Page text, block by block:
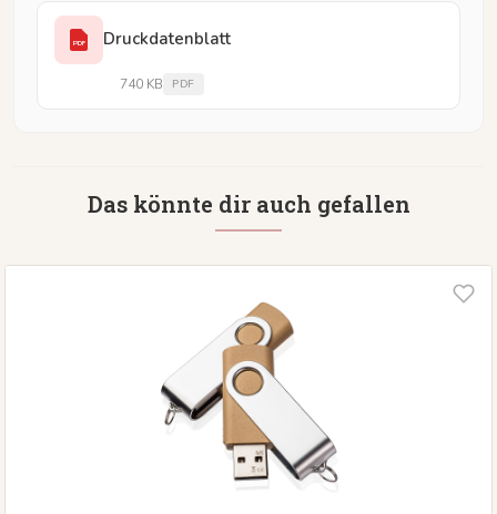
PDF Druckdatenblatt
740 KB PDF
Das könnte dir auch gefallen